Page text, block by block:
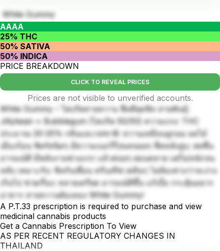
White Gummy
AAAA
25% THC
50% SATIVA
50% INDICA
PRICE BREAKDOWN
CLICK TO REVEAL PRICES
Prices are not visible to unverified accounts.
White Gummy – ไฮบริดสายหวาน ฟีลดีสุดชิล สายพันธุ์:
Jillybean × Bubblegum (ไฮบริด 50/50) ความแรง: THC
ประมาณ 20-25% กลิ่นและรสชาติ: หวานเหมือนลูกอม ผลไม้
เมืองร้อน ซิตรัสนิดๆ มีความเบอร์รี่ปนหน่อยๆ ฟีลหลังสูบ: สดชื่น
อารมณ์ดี มีพลังงานช่วงแรก แล้วค่อยๆ ผ่อนคลาย แต่ไม่หนักจน
หลับ เหมาะกับ: ชิลกับเพื่อน ครีเอทีฟ เพลินๆ ไม่ต้องห่วงว่าจะง่วง
เกินไป ช่วยเรื่อง: คลายเครียด อารมณ์ดีขึ้น แก้เบื่อ กระตุ้นอยาก
อาหาร สายหวานต้องลอง White Gummy!
A P.T.33 prescription is required to purchase and view
medicinal cannabis products
Get a Cannabis Prescription To View
AS PER RECENT REGULATORY CHANGES IN
THAILAND